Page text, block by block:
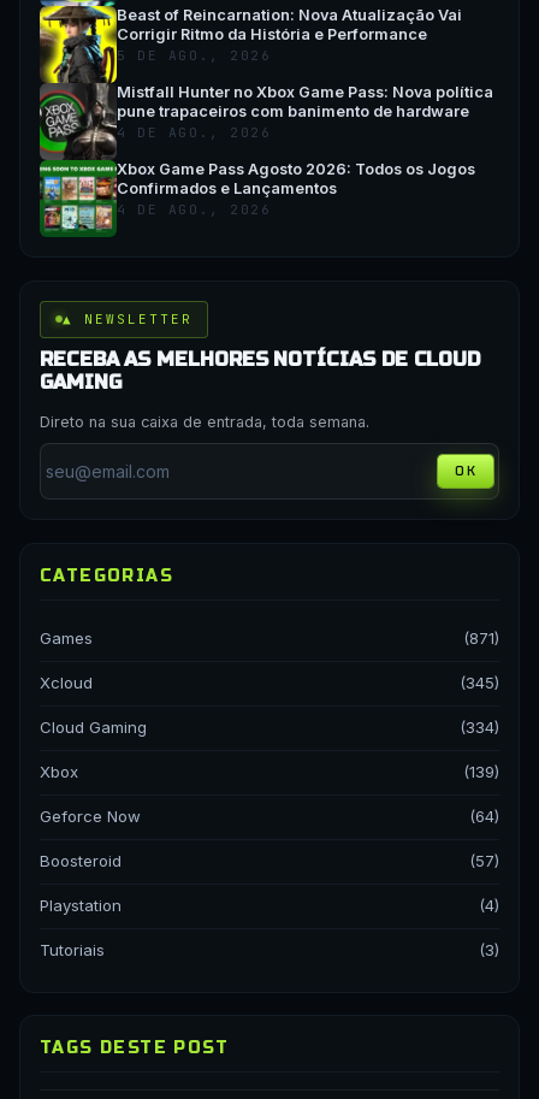
Beast of Reincarnation: Nova Atualização Vai
Corrigir Ritmo da História e Performance
5 DE AGO., 2026
Mistfall Hunter no Xbox Game Pass: Nova política
pune trapaceiros com banimento de hardware
4 DE AGO., 2026
Xbox Game Pass Agosto 2026: Todos os Jogos
Confirmados e Lançamentos
4 DE AGO., 2026
▲ NEWSLETTER
RECEBA AS MELHORES NOTÍCIAS DE CLOUD
GAMING
Direto na sua caixa de entrada, toda semana.
OK
CATEGORIAS
Games (871)
Xcloud (345)
Cloud Gaming (334)
Xbox (139)
Geforce Now (64)
Boosteroid (57)
Playstation (4)
Tutoriais (3)
TAGS DESTE POST